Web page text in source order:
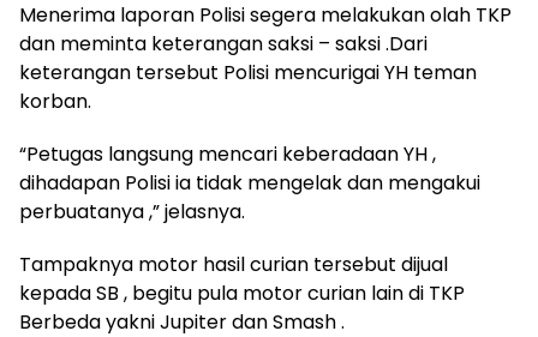
Menerima laporan Polisi segera melakukan olah TKP
dan meminta keterangan saksi – saksi .Dari
keterangan tersebut Polisi mencurigai YH teman
korban.
“Petugas langsung mencari keberadaan YH ,
dihadapan Polisi ia tidak mengelak dan mengakui
perbuatanya ,” jelasnya.
Tampaknya motor hasil curian tersebut dijual
kepada SB , begitu pula motor curian lain di TKP
Berbeda yakni Jupiter dan Smash .